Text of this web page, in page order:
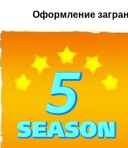
Оформление